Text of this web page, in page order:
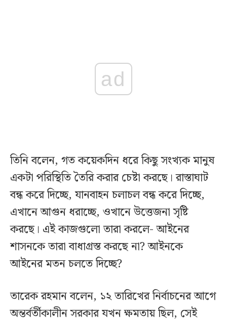
ad
তিনি বলেন, গত কয়েকদিন ধরে কিছু সংখ্যক মানুষ
একটা পরিস্থিতি তৈরি করার চেষ্টা করছে। রাস্তাঘাট
বন্ধ করে দিচ্ছে, যানবাহন চলাচল বন্ধ করে দিচ্ছে,
এখানে আগুন ধরাচ্ছে, ওখানে উত্তেজনা সৃষ্টি
করছে। এই কাজগুলো তারা করলে- আইনের
শাসনকে তারা বাধাগ্রস্ত করছে না? আইনকে
আইনের মতন চলতে দিচ্ছে?
তারেক রহমান বলেন, ১২ তারিখের নির্বাচনের আগে
অন্তর্বর্তীকালীন সরকার যখন ক্ষমতায় ছিল, সেই